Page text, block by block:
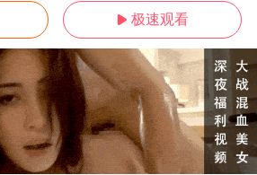
 极速观看